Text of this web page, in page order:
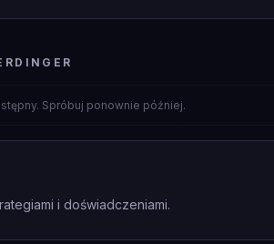
Spróbuj ponownie później.
i doświadczeniami.